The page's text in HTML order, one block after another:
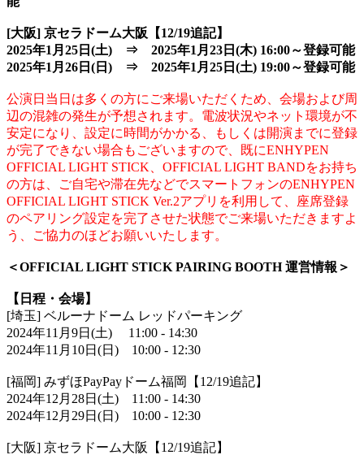
[大阪] 京セラドーム大阪【12/19追記】
2025年1月25日(土) ⇒ 2025年1月23日(木) 16:00～登録可能
2025年1月26日(日) ⇒ 2025年1月25日(土) 19:00～登録可能
公演日当日は多くの方にご来場いただくため、会場および周
辺の混雑の発生が予想されます。電波状況やネット環境が不
安定になり、設定に時間がかかる、もしくは開演までに登録
が完了できない場合もございますので、既にENHYPEN
OFFICIAL LIGHT STICK、OFFICIAL LIGHT BANDをお持ち
の方は、ご自宅や滞在先などでスマートフォンのENHYPEN
OFFICIAL LIGHT STICK Ver.2アプリを利用して、座席登録
のペアリング設定を完了させた状態でご来場いただきますよ
う、ご協力のほどお願いいたします。
＜OFFICIAL LIGHT STICK PAIRING BOOTH 運営情報＞
【日程・会場】
[埼玉] ベルーナドーム レッドパーキング
2024年11月9日(土) 11:00 - 14:30
2024年11月10日(日) 10:00 - 12:30
[福岡] みずほPayPayドーム福岡【12/19追記】
2024年12月28日(土) 11:00 - 14:30
2024年12月29日(日) 10:00 - 12:30
[大阪] 京セラドーム大阪【12/19追記】